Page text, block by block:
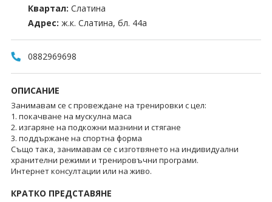
Квартал: Слатина
Адрес: ж.к. Слатина, бл. 44а
0882969698
ОПИСАНИЕ
Занимавам се с провеждане на тренировки с цел:
1. покачване на мускулна маса
2. изгаряне на подкожни мазнини и стягане
3. поддържане на спортна форма
Също така, занимавам се с изготвянето на индивидуални
хранителни режими и тренировъчни програми.
Интернет консултации или на живо.
КРАТКО ПРЕДСТАВЯНЕ